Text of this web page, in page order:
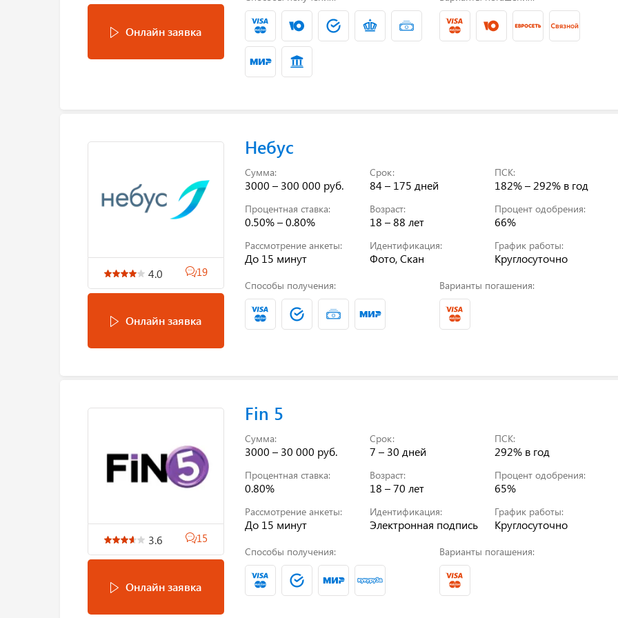
Онлайн заявка
4.0 19
Онлайн заявка
Небус
Сумма:
3000 – 300 000 руб.
Срок:
84 – 175 дней
ПСК:
182% – 292% в год
Процентная ставка:
0.50% – 0.80%
Возраст:
18 – 88 лет
Процент одобрения:
66%
Рассмотрение анкеты:
До 15 минут
Идентификация:
Фото, Скан
График работы:
Круглосуточно
Способы получения: Варианты погашения:
3.6 15
Онлайн заявка
Fin 5
Сумма:
3000 – 30 000 руб.
Срок:
7 – 30 дней
ПСК:
292% в год
Процентная ставка:
0.80%
Возраст:
18 – 70 лет
Процент одобрения:
65%
Рассмотрение анкеты:
До 15 минут
Идентификация:
Электронная подпись
График работы:
Круглосуточно
Способы получения: Варианты погашения: